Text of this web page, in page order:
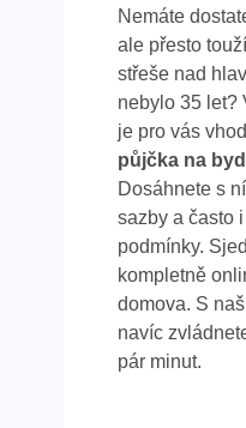
Nemáte
ale přesto
střeše nad
nebylo 35 let?
je pro vás
půjčka na
Dosáhnete s
sazby a často
podmínky.
kompletně
domova. S
navíc
pár minut.